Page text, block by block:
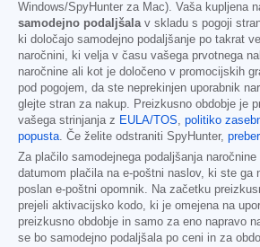
Windows/SpyHunter za Mac). Vaša kupljena
samodejno podaljšalav skladu s pogoji
ki določajo samodejno podaljšanje po takrat
naročnini, ki velja v času vašega prvotnega
naročnine ali kot je določeno v promocijskih
pod pogojem, da ste neprekinjen uporabnik
glejte stran za nakup. Preizkusno obdobje je
vašega strinjanja z EULA/TOS, politiko
popusta. Če želite odstraniti SpyHunter,
Za plačilo samodejnega podaljšanja
datumom plačila na e-poštni naslov, ki ste ga
poslan e-poštni opomnik. Na začetku
prejeli aktivacijsko kodo, ki je omejena na
preizkusno obdobje in samo za eno napravo
se bo samodejno podaljšala po ceni in za